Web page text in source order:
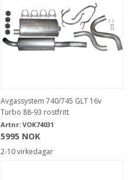
Avgassystem 740/745 GLT 16v
Turbo 88-93 rostfritt
Artnr: VOK74031
5995 NOK
2-10 virkedagar